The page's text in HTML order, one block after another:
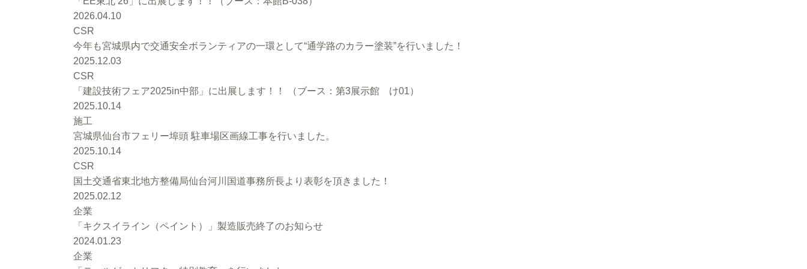
2026.04.10
CSR
今年も宮城県内で交通安全ボランティアの一環として“通学路のカラー塗装”を行いました！
2025.12.03
CSR
「建設技術フェア2025in中部」に出展します！！ （ブース：第3展示館 け01）
2025.10.14
施工
宮城県仙台市フェリー埠頭 駐車場区画線工事を行いました。
2025.10.14
CSR
国土交通省東北地方整備局仙台河川国道事務所長より表彰を頂きました！
2025.02.12
企業
「キクスイライン（ペイント）」製造販売終了のお知らせ
2024.01.23
企業